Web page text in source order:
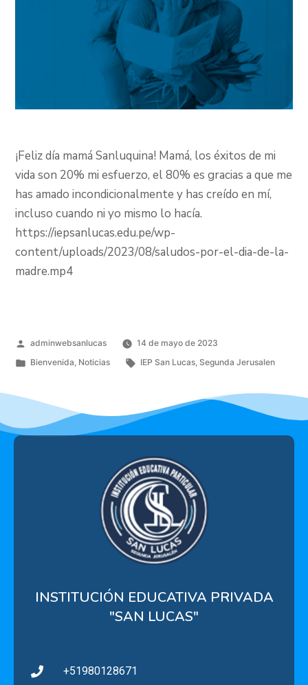
¡Feliz día mamá Sanluquina! Mamá, los éxitos de mi
vida son 20% mi esfuerzo, el 80% es gracias a que me
has amado incondicionalmente y has creído en mí,
incluso cuando ni yo mismo lo hacía.
https://iepsanlucas.edu.pe/wp-
content/uploads/2023/08/saludos-por-el-dia-de-la-
madre.mp4
adminwebsanlucas
14 de mayo de 2023
Bienvenida Noticias IEP San Lucas Segunda Jerusalen
INSTITUCIÓN EDUCATIVA PRIVADA
"SAN LUCAS"
+51980128671